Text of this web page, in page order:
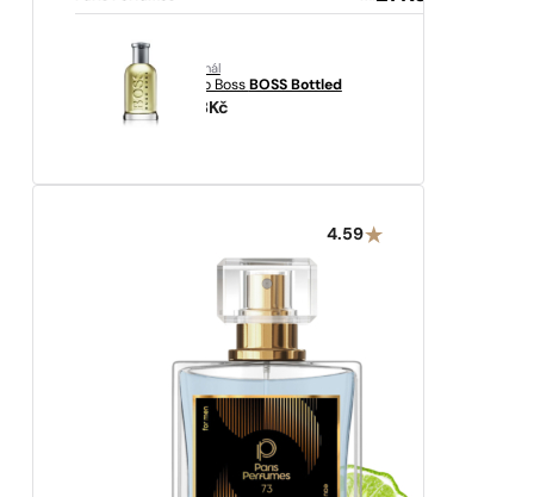
originál
Hugo Boss BOSS Bottled
998Kč
4.59